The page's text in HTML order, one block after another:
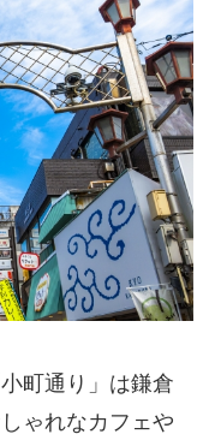
町通り」は鎌倉
ゃれなカフェや